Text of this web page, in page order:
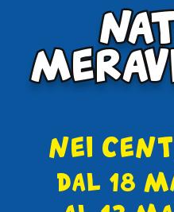
NEI
dal 18